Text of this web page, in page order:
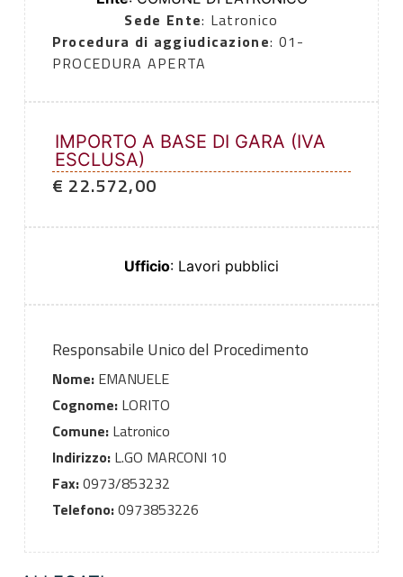
Sede Ente: Latronico
Procedura di aggiudicazione: 01-
PROCEDURA APERTA
IMPORTO A BASE DI GARA (IVA
ESCLUSA)
€ 22.572,00
Ufficio: Lavori pubblici
Responsabile Unico del Procedimento
Nome:EMANUELE
Cognome:LORITO
Comune:Latronico
Indirizzo:L.GO MARCONI 10
Fax:0973/853232
Telefono:0973853226